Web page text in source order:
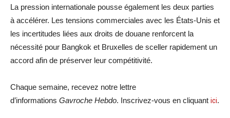
La pression internationale pousse également les deux parties
à accélérer. Les tensions commerciales avec les États-Unis et
les incertitudes liées aux droits de douane renforcent la
nécessité pour Bangkok et Bruxelles de sceller rapidement un
accord afin de préserver leur compétitivité.
Chaque semaine, recevez notre lettre
d’informations Gavroche Hebdo. Inscrivez-vous en cliquant ici.